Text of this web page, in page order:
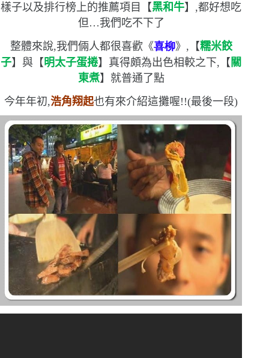
樣子以及排行榜上的推薦項目【黑和牛】,都好想吃
但 …我們吃不下了
整體來說,我們倆人都很喜歡《喜柳》,【糯米餃
子】與【明太子蛋捲】真得頗為出色相較之下,【 關
東煮】就普通了點
今年年初,浩角翔起也有來介紹這攤喔!!(最後一段)